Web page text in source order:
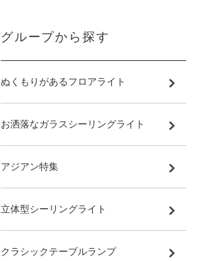
グループから探す
ぬくもりがあるフロアライト
お洒落なガラスシーリングライト
アジアン特集
立体型シーリングライト
クラシックテーブルランプ